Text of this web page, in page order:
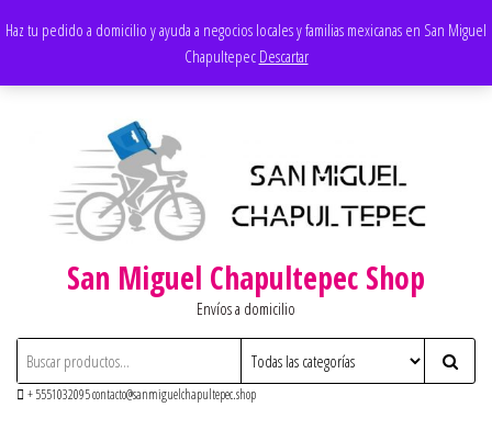
alHaz tu pedido a domicilio y ayuda a negocios locales y familias mexicanas en San Miguel
Chapultepec Descartar
San Miguel Chapultepec Shop
Envíos a domicilio
+ 5551032095 contacto@sanmiguelchapultepec.shop